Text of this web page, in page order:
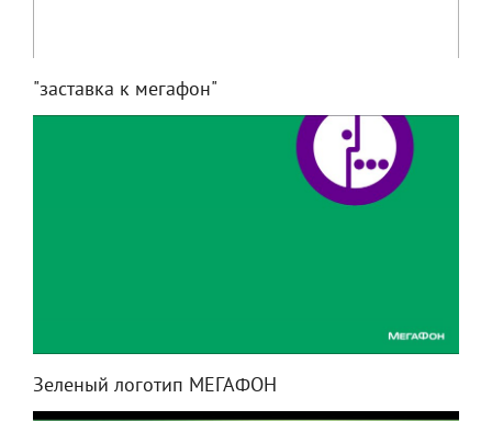
"заставка к мегафон"
Зеленый логотип МЕГАФОН